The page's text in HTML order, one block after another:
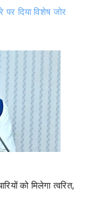
को मिलेगा त्वरित,